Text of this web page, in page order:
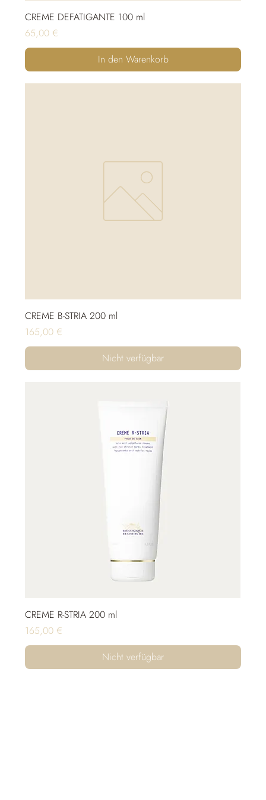
CREME DEFATIGANTE 100 ml
Preis
65,00 €
In den Warenkorb
CREME B-STRIA 200 ml
Preis
165,00 €
Nicht verfügbar
CREME R-STRIA 200 ml
Preis
165,00 €
Nicht verfügbar